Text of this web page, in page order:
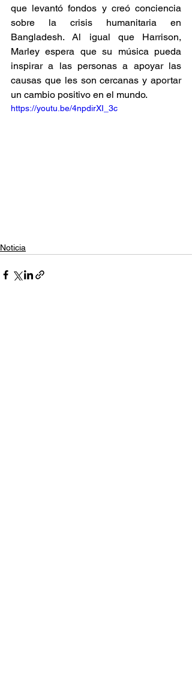
que levantó fondos y creó conciencia
sobre la crisis humanitaria en
Bangladesh. Al igual que Harrison,
Marley espera que su música pueda
inspirar a las personas a apoyar las
causas que les son cercanas y aportar
un cambio positivo en el mundo.
https://youtu.be/4npdirXI_3c
Noticia